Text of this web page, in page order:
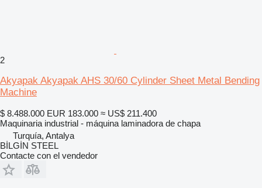
2
Akyapak Akyapak AHS 30/60 Cylinder Sheet Metal Bending
Machine
$ 8.488.000 EUR 183.000 ≈ US$ 211.400
Maquinaria industrial - máquina laminadora de chapa
Turquía, Antalya
BİLGİN STEEL
Contacte con el vendedor